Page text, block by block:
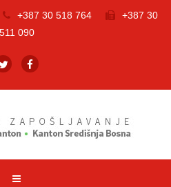
+387 30 518 764
+387 30
511 090